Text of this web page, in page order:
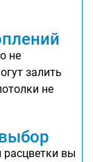
не
залить
не
вы